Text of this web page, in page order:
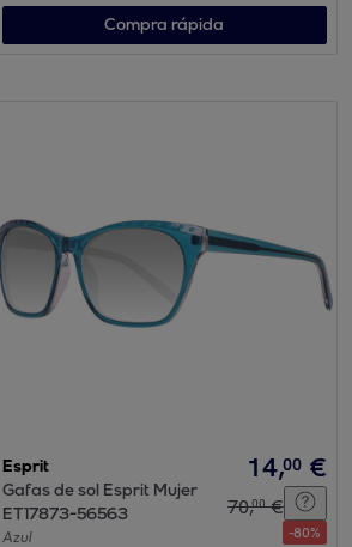
Compra rápida
Esprit
Gafas de sol Esprit Mujer
ET17873-56563
Azul
14,00 €
70,00 €
-80%